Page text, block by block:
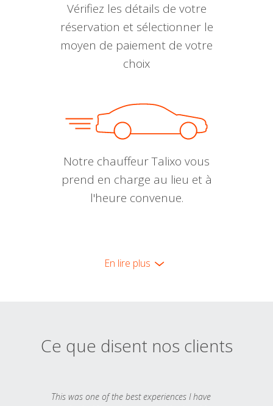
Vérifiez les détails de votre
réservation et sélectionner le
moyen de paiement de votre
choix
Notre chauffeur Talixo vous
prend en charge au lieu et à
l'heure convenue.
En lire plus
Ce que disent nos clients
This was one of the best experiences I have